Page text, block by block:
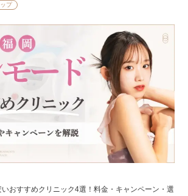
プ
おすすめクリニック4選！料金・キャンペーン・選